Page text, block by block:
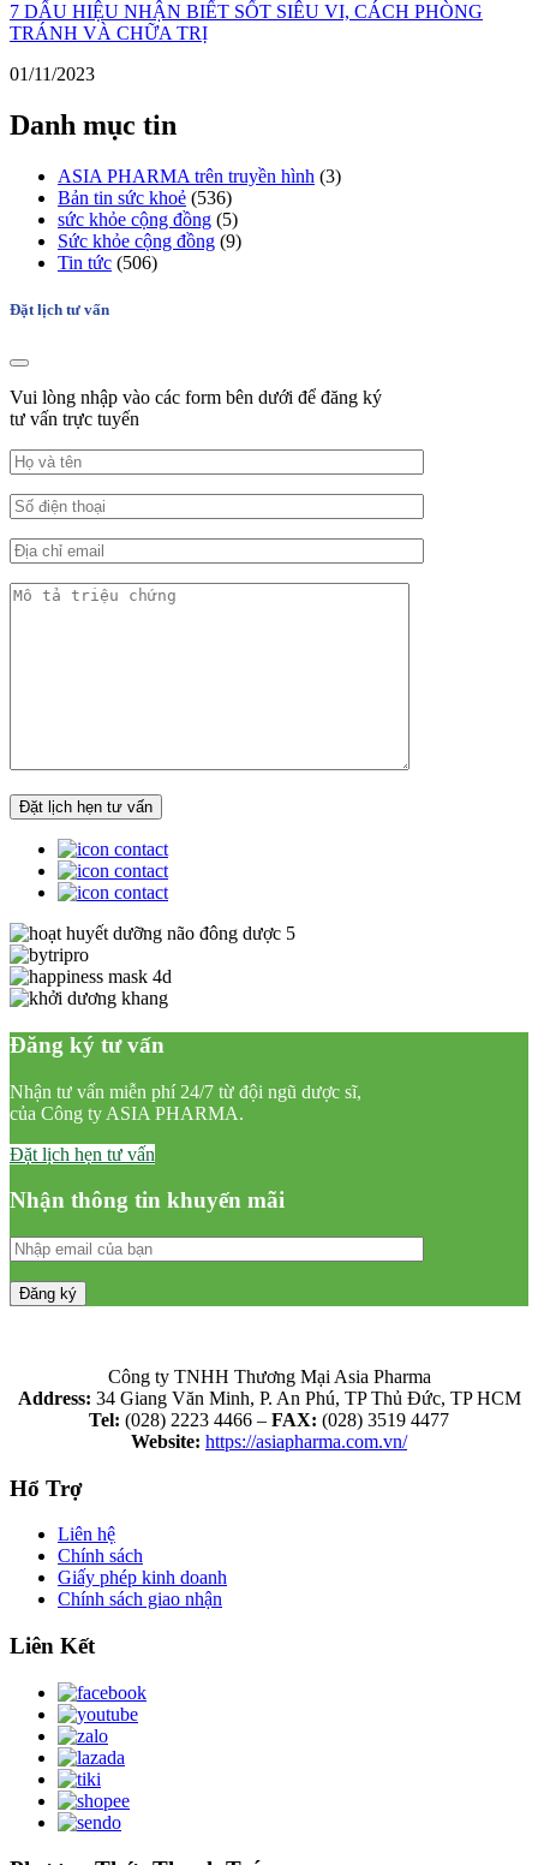
7 DẤU HIỆU NHẬN BIẾT SỐT SIÊU VI, CÁCH PHÒNG
TRÁNH VÀ CHỮA TRỊ
01/11/2023
Danh mục tin
ASIA PHARMA trên truyền hình (3)
Bản tin sức khoẻ (536)
sức khỏe cộng đồng (5)
Sức khỏe cộng đồng (9)
Tin tức (506)
Đặt lịch tư vấn
Vui lòng nhập vào các form bên dưới để đăng ký
tư vấn trực tuyến
Đăng ký tư vấn
Nhận tư vấn miễn phí 24/7 từ đội ngũ dược sĩ,
của Công ty ASIA PHARMA.
Đặt lịch hẹn tư vấn
Nhận thông tin khuyến mãi
Công ty TNHH Thương Mại Asia Pharma
Address: 34 Giang Văn Minh, P. An Phú, TP Thủ Đức, TP HCM
Tel: (028) 2223 4466 – FAX: (028) 3519 4477
Website: https://asiapharma.com.vn/
Hổ Trợ
Liên hệ
Chính sách
Giấy phép kinh doanh
Chính sách giao nhận
Liên Kết